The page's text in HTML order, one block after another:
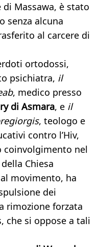
di Massawa, è stato
senza alcuna
al carcere di
ortodossi,
psichiatra, il
, medico presso
di Asmara, e il
, teologo e
contro l’Hiv,
coinvolgimento nel
Chiesa
movimento, ha
dei
rimozione forzata
che si oppose a tali